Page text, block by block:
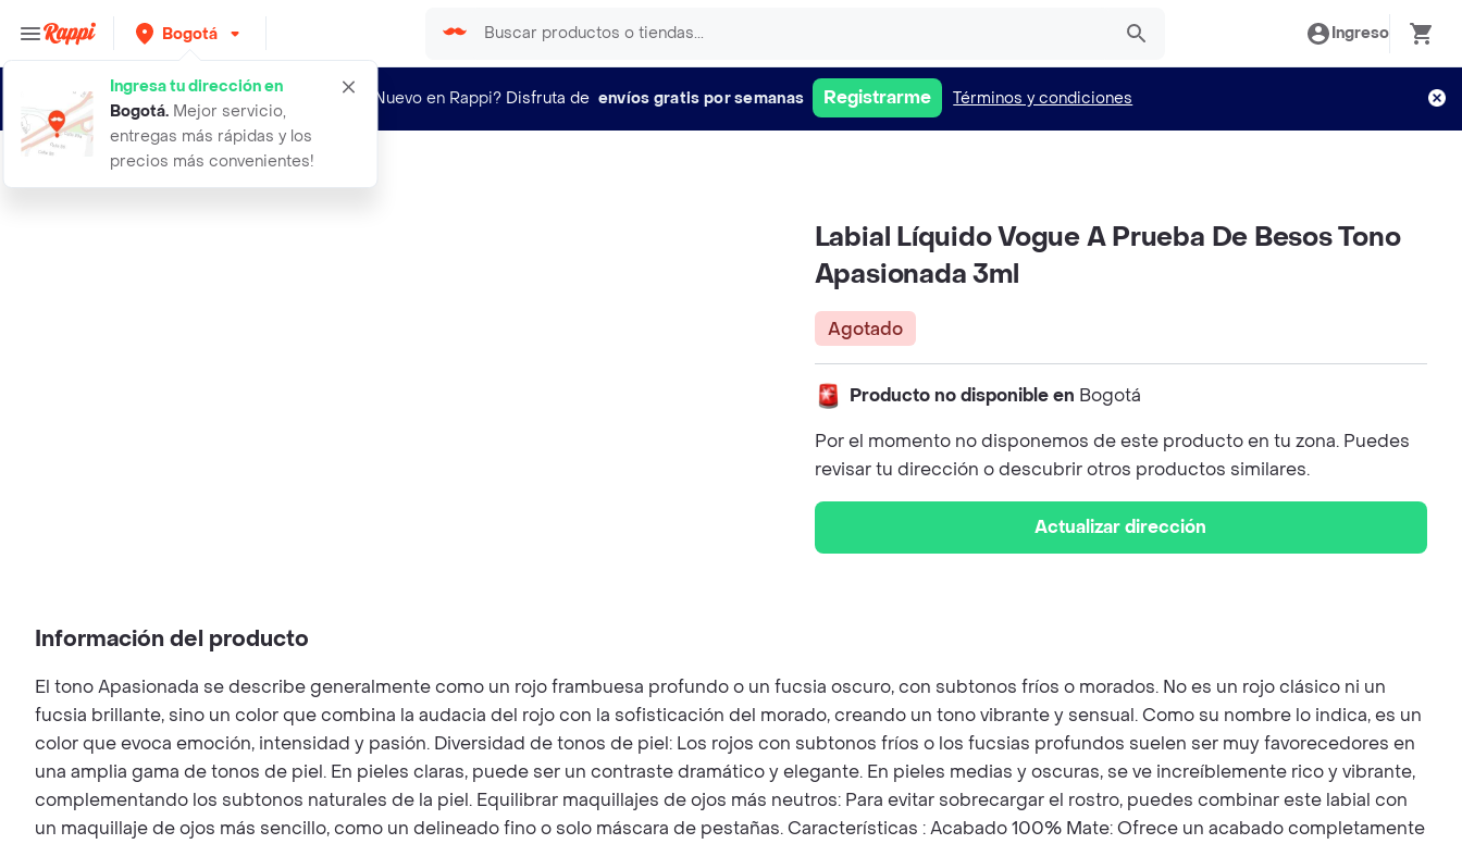
Bogotá
Ingresa tu dirección en
Bogotá. Mejor servicio,
entregas más rápidas y los
precios más convenientes!
Ingreso
¿Nuevo en Rappi? Disfruta de envíos gratis por semanas Registrarme Términos y condiciones
labial liquido vogue a prueba de be
Labial Líquido Vogue A Prueba De Besos Tono
Apasionada 3ml
Agotado
Producto no disponible en Bogotá
Por el momento no disponemos de este producto en tu zona. Puedes
revisar tu dirección o descubrir otros productos similares.
Actualizar dirección
Información del producto
El tono Apasionada se describe generalmente como un rojo frambuesa profundo o un fucsia oscuro, con subtonos fríos o morados. No es un rojo clásico ni un
fucsia brillante, sino un color que combina la audacia del rojo con la sofisticación del morado, creando un tono vibrante y sensual. Como su nombre lo indica, es un
color que evoca emoción, intensidad y pasión. Diversidad de tonos de piel: Los rojos con subtonos fríos o los fucsias profundos suelen ser muy favorecedores en
una amplia gama de tonos de piel. En pieles claras, puede ser un contraste dramático y elegante. En pieles medias y oscuras, se ve increíblemente rico y vibrante,
complementando los subtonos naturales de la piel. Equilibrar maquillajes de ojos más neutros: Para evitar sobrecargar el rostro, puedes combinar este labial con
un maquillaje de ojos más sencillo, como un delineado fino o solo máscara de pestañas. Características : Acabado 100% Mate: Ofrece un acabado completamente